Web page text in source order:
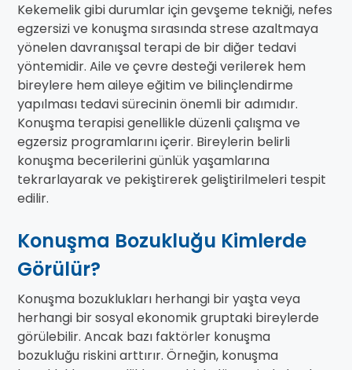
Kekemelik gibi durumlar için gevşeme tekniği, nefes
egzersizi ve konuşma sırasında strese azaltmaya
yönelen davranışsal terapi de bir diğer tedavi
yöntemidir. Aile ve çevre desteği verilerek hem
bireylere hem aileye eğitim ve bilinçlendirme
yapılması tedavi sürecinin önemli bir adımıdır.
Konuşma terapisi genellikle düzenli çalışma ve
egzersiz programlarını içerir. Bireylerin belirli
konuşma becerilerini günlük yaşamlarına
tekrarlayarak ve pekiştirerek geliştirilmeleri tespit
edilir.
Konuşma Bozukluğu Kimlerde
Görülür?
Konuşma bozuklukları herhangi bir yaşta veya
herhangi bir sosyal ekonomik gruptaki bireylerde
görülebilir. Ancak bazı faktörler konuşma
bozukluğu riskini arttırır. Örneğin, konuşma